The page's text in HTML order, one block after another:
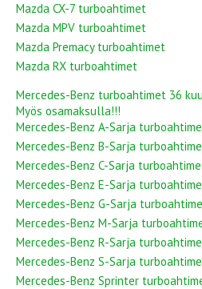
Mazda CX-7 turboahtimet
Mazda MPV turboahtimet
Mazda Premacy turboahtimet
Mazda RX turboahtimet
Mercedes-Benz turboahtimet 36
Myös osamaksulla!!!
Mercedes-Benz A-Sarja
Mercedes-Benz B-Sarja
Mercedes-Benz C-Sarja
Mercedes-Benz E-Sarja
Mercedes-Benz G-Sarja
Mercedes-Benz M-Sarja
Mercedes-Benz R-Sarja
Mercedes-Benz S-Sarja
Mercedes-Benz Sprinter